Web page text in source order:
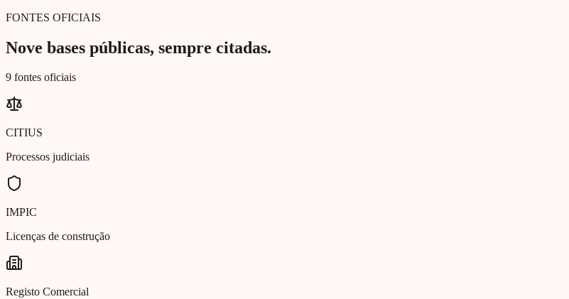
FONTES OFICIAIS
Nove bases públicas, sempre citadas.
9 fontes oficiais
CITIUS
Processos judiciais
IMPIC
Licenças de construção
Registo Comercial